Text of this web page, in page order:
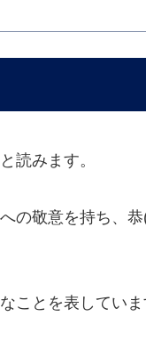
と読みます。
の敬意を持ち、
ことを表していま